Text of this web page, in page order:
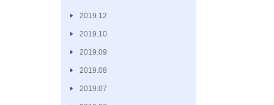
2019.12
2019.10
2019.09
2019.08
2019.07